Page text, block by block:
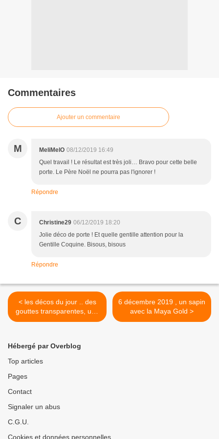
Commentaires
Ajouter un commentaire
M MeliMelO 08/12/2019 16:49
Quel travail ! Le résultat est très joli… Bravo pour cette belle
porte. Le Père Noël ne pourra pas l'ignorer !
Répondre
C Christine29 06/12/2019 18:20
Jolie déco de porte ! Et quelle gentille attention pour la
Gentille Coquine. Bisous, bisous
Répondre
< les décos du jour .. des
gouttes transparentes, une
cloche de Noël
6 décembre 2019 , un sapin
avec la Maya Gold >
Hébergé par Overblog
Top articles
Pages
Contact
Signaler un abus
C.G.U.
Cookies et données personnelles